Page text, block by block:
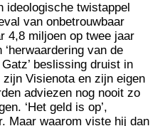
ideologische twistappel
van onbetrouwbaar
4,8 miljoen op twee jaar
van de
beslissing druist in
Visienota en zijn eigen
adviezen nog nooit zo
‘Het geld is op’,
Maar waarom viste hij dan